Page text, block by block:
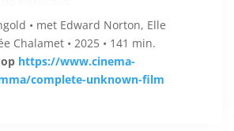
• met Edward Norton, Elle
Chalamet • 2025 • 141 min.
https://www.cinema-
complete-unknown-film